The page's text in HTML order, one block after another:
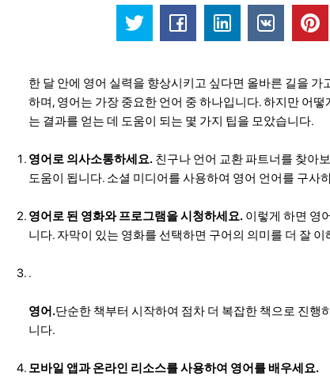
한 달 안에 영어 실력을 향상시키고 싶다면 올바른 길을
하며, 영어는 가장 중요한 언어 중 하나입니다. 하지만 어
는 결과를 얻는 데 도움이 되는 몇 가지 팁을 모았습니다.
영어로 의사소통하세요.친구나 언어 교환 파트너를 찾아
도움이 됩니다. 소셜 미디어를 사용하여 영어 언어를 구사
영어로 된 영화와 프로그램을 시청하세요.이렇게 하면 영
니다. 자막이 있는 영화를 선택하면 구어의 의미를 더 잘 이
.
영어.단순한 책부터 시작하여 점차 더 복잡한 책으로 진행
니다.
모바일 앱과 온라인 리소스를 사용하여 영어를 배우세요.